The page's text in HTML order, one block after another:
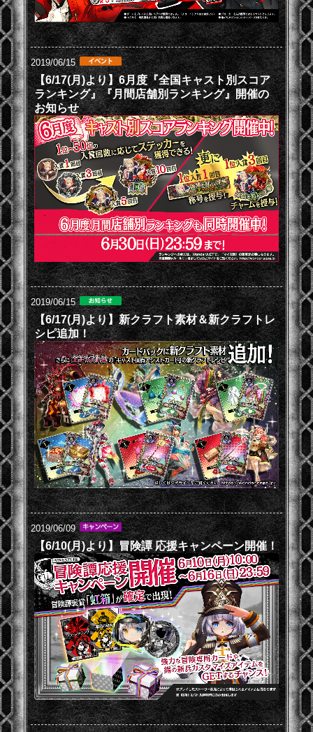
2019/06/15
【6/17(月)より】6月度『全国キャスト別スコア
ランキング』『月間店舗別ランキング』開催の
お知らせ
2019/06/15
【6/17(月)より】新クラフト素材＆新クラフトレ
シピ追加！
2019/06/09
【6/10(月)より】冒険譚 応援キャンペーン開催！